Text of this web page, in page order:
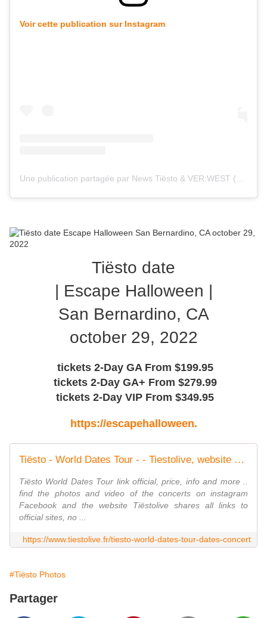
Voir cette publication sur Instagram
Tiësto date
| Escape Halloween |
San Bernardino, CA
october 29, 2022
tickets 2-Day GA From $199.95
tickets 2-Day GA+ From $279.99
tickets 2-Day VIP From $349.95
https://escapehalloween.
Tiësto - World Dates Tour - - Tiestolive, website Tiesto
Tiësto World Dates Tour link official, price, info and more ..
find the photos and video of the concerts on instagram
Facebook and the website Tiëstolive shares all links to
official sites, no ...
https://www.tiestolive.fr/tiesto-world-dates-tour-dates-concert
#Tiësto Photos
Partager